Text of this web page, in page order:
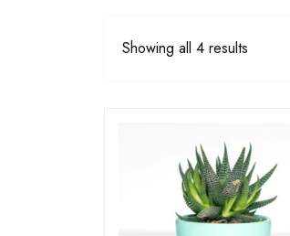
Showing all 4 results